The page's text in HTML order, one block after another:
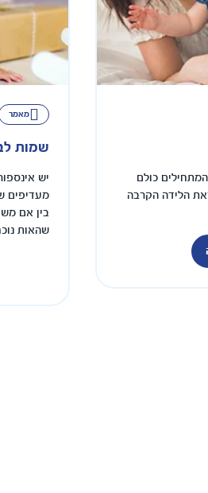
כולם
הלידה הקרבה
מאמר
שמות
יש
מעדיפים
בין אם
שהאות